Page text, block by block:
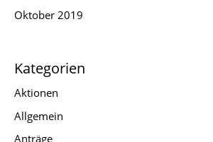
Oktober 2019
Kategorien
Aktionen
Allgemein
Anträge